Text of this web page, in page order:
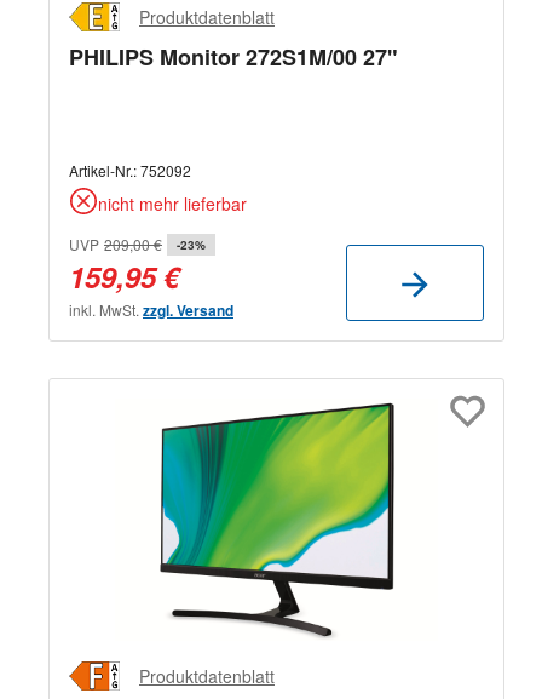
Produktdatenblatt
PHILIPS Monitor 272S1M/00 27"
Artikel-Nr.:752092
nicht mehr lieferbar
UVP 209,00 € -23%
159,95 €
inkl. MwSt. zzgl. Versand
Produktdatenblatt